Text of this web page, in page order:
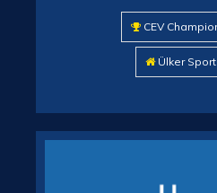
CEV
Ülker